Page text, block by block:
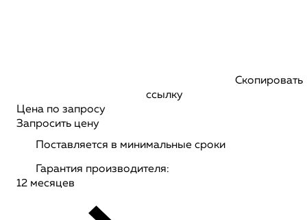
Скопировать
ссылку
Цена по запросу
Запросить цену
Поставляется в минимальные сроки
Гарантия производителя:
12 месяцев